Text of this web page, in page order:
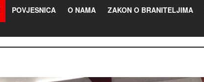
POVJESNICA O NAMA ZAKON O BRANITELJIMA